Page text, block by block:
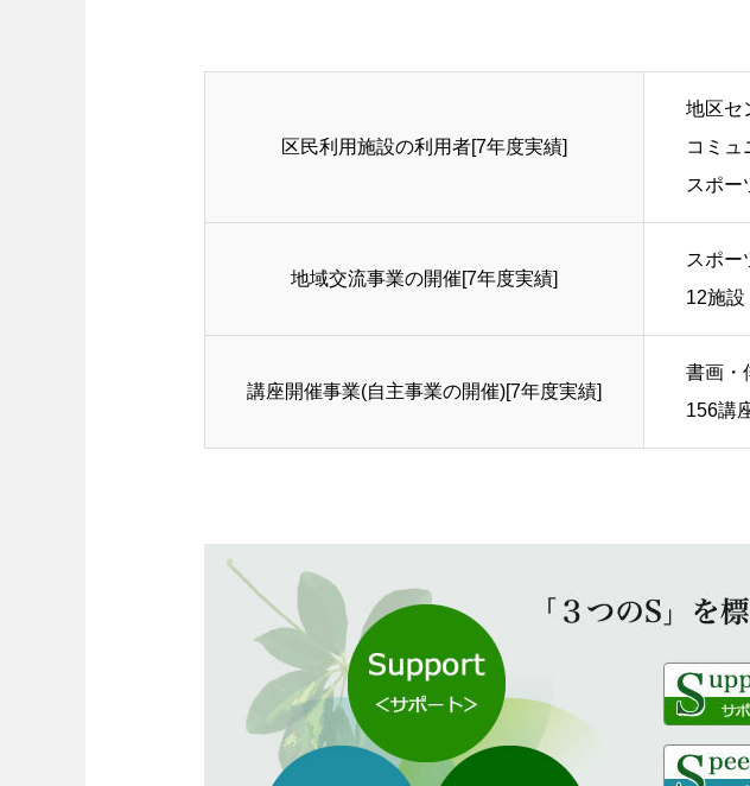
区民利用施設の利用者[7年度実績]
地区セ
コミュ
スポ
地域交流事業の開催[7年度実績]
スポー
12施
講座開催事業(自主事業の開催)[7年度実績]
書画・
156講